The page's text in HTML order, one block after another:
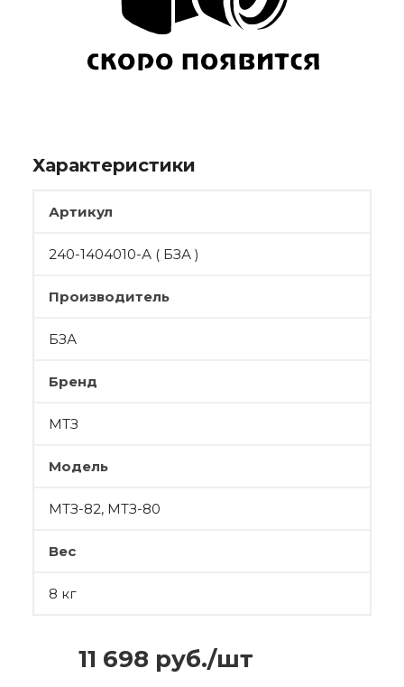
Характеристики
Артикул
240-1404010-А ( БЗА )
Производитель
БЗА
Бренд
МТЗ
Модель
МТЗ-82, МТЗ-80
Вес
8 кг
11 698 руб./шт